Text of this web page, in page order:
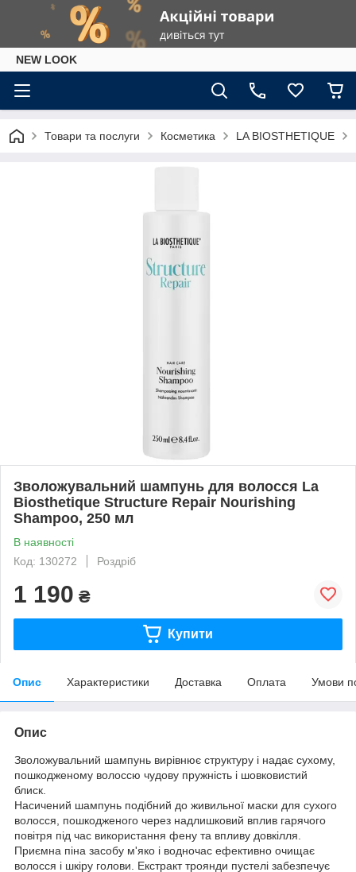
NEW LOOK
Товари та послуги Косметика LA BIOSTHETIQUE
Зволожувальний шампунь для волосся La
Biosthetique Structure Repair Nourishing
Shampoo, 250 мл
В наявності
Код: 130272
Роздріб
1 190 ₴
Купити
Опис Характеристики Доставка Оплата Умови
Опис
Зволожувальний шампунь вирівнює структуру і надає сухому,
пошкодженому волоссю чудову пружність і шовковистий
блиск.
Насичений шампунь подібний до живильної маски для сухого
волосся, пошкодженого через надлишковий вплив гарячого
повітря під час використання фену та впливу довкілля.
Приємна піна засобу м'яко і водночас ефективно очищає
волосся і шкіру голови. Екстракт троянди пустелі забезпечує